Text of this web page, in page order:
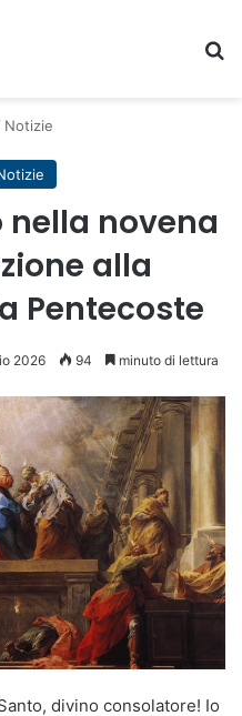
Notizie
novena
alla
Pentecoste
2026 94 minuto di lettura
divino consolatore! Io